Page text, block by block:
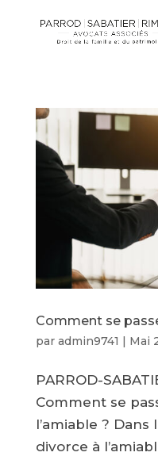
Comment se
par admin9741 Mai
PARROD-
Comment se
l’amiable ?
divorce à